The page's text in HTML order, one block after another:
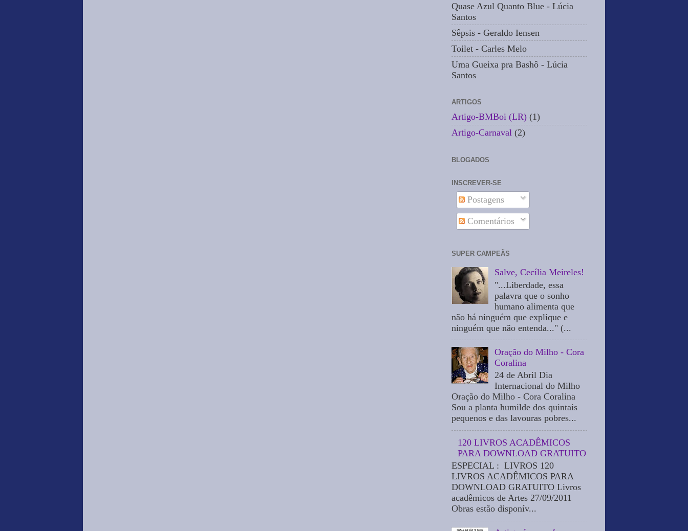
Quase Azul Quanto Blue - Lúcia
Santos
Sêpsis - Geraldo Iensen
Toilet - Carles Melo
Uma Gueixa pra Bashô - Lúcia
Santos
ARTIGOS
Artigo-BMBoi (LR) (1)
Artigo-Carnaval (2)
BLOGADOS
INSCREVER-SE
Postagens
Comentários
SUPER CAMPEÃS
Salve, Cecília Meireles!
"...Liberdade, essa
palavra que o sonho
humano alimenta que
não há ninguém que explique e
ninguém que não entenda..." (...
Oração do Milho - Cora
Coralina
24 de Abril Dia
Internacional do Milho
Oração do Milho - Cora Coralina
Sou a planta humilde dos quintais
pequenos e das lavouras pobres...
120 LIVROS ACADÊMICOS
PARA DOWNLOAD GRATUITO
ESPECIAL : LIVROS 120
LIVROS ACADÊMICOS PARA
DOWNLOAD GRATUITO Livros
acadêmicos de Artes 27/09/2011
Obras estão disponív...